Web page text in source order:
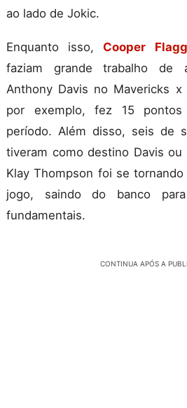
ao lado de Jokic.
Enquanto isso, Cooper Flagg
faziam grande trabalho de
Anthony Davis no Mavericks x
por exemplo, fez 15
período. Além disso, seis de
tiveram como destino Davis
Klay Thompson foi se
jogo, saindo do banco
fundamentais.
CONTINUA APÓS A